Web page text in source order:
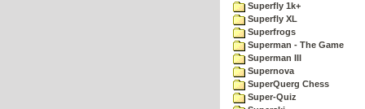
Superfly 1k+
Superfly XL
Superfrogs
Superman - The Game
Superman III
Supernova
SuperQuerg Chess
Super-Quiz